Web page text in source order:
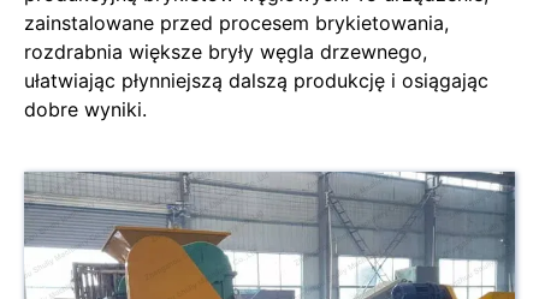
zainstalowane przed procesem brykietowania,
rozdrabnia większe bryły węgla drzewnego,
ułatwiając płynniejszą dalszą produkcję i osiągając
dobre wyniki.